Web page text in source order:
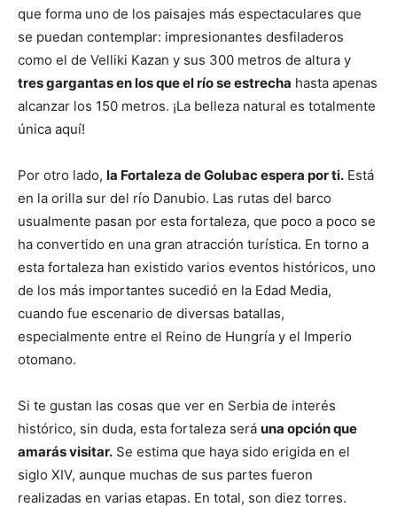
que forma uno de los paisajes más espectaculares que
se puedan contemplar: impresionantes desfiladeros
como el de Velliki Kazan y sus 300 metros de altura y
tres gargantas en los que el río se estrecha hasta apenas
alcanzar los 150 metros. ¡La belleza natural es totalmente
única aquí!
Por otro lado, la Fortaleza de Golubac espera por ti. Está
en la orilla sur del río Danubio. Las rutas del barco
usualmente pasan por esta fortaleza, que poco a poco se
ha convertido en una gran atracción turística. En torno a
esta fortaleza han existido varios eventos históricos, uno
de los más importantes sucedió en la Edad Media,
cuando fue escenario de diversas batallas,
especialmente entre el Reino de Hungría y el Imperio
otomano.
Si te gustan las cosas que ver en Serbia de interés
histórico, sin duda, esta fortaleza será una opción que
amarás visitar. Se estima que haya sido erigida en el
siglo XIV, aunque muchas de sus partes fueron
realizadas en varias etapas. En total, son diez torres.